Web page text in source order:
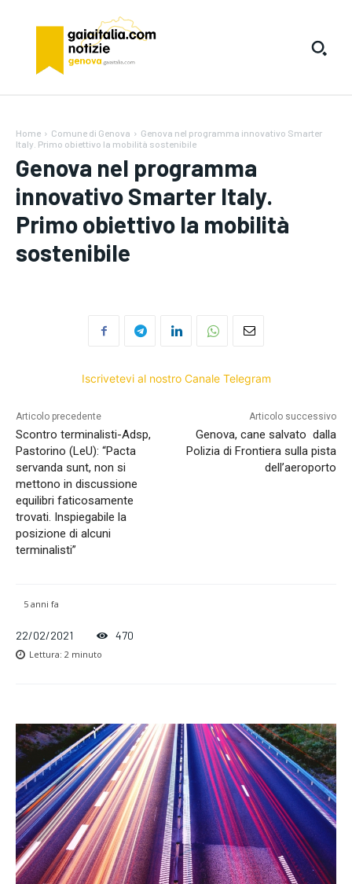
Home Comune di Genova
Genova nel programma innovativo Smarter
Italy. Primo obiettivo la mobilità sostenibile
Genova nel programma
innovativo Smarter Italy.
Primo obiettivo la mobilità
sostenibile
Iscrivetevi al nostro Canale Telegram
Articolo precedente
Scontro terminalisti-Adsp,
Pastorino (LeU): “Pacta
servanda sunt, non si
mettono in discussione
equilibri faticosamente
trovati. Inspiegabile la
posizione di alcuni
terminalisti”
Articolo successivo
Genova, cane salvato dalla
Polizia di Frontiera sulla pista
dell’aeroporto
5 anni fa
22/02/2021 470
Lettura: 2 minuto